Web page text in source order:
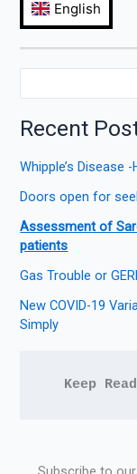
Recent
Whipple’s Disease
Doors open for
Assessment of
patients
Gas Trouble or
New COVID-19
Simply
Keep